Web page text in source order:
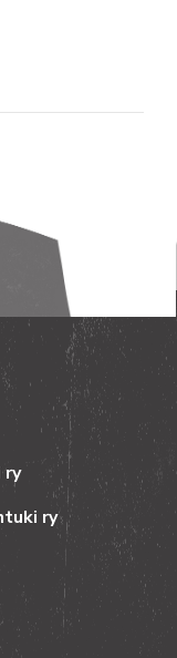
ry
ry